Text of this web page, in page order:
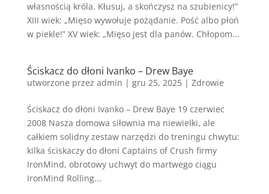
własnością króla. Kłusuj, a skończysz na szubienicy!”
XIII wiek: „Mięso wywołuje pożądanie. Pość albo płoń
w piekle!” XV wiek: „Mięso jest dla panów. Chłopom...
Ściskacz do dłoni Ivanko – Drew Baye
utworzone przez admin | gru 25, 2025| Zdrowie
Ściskacz do dłoni Ivanko – Drew Baye 19 czerwiec
2008 Nasza domowa siłownia ma niewielki, ale
całkiem solidny zestaw narzędzi do treningu chwytu:
kilka ściskaczy do dłoni Captains of Crush firmy
IronMind, obrotowy uchwyt do martwego ciągu
IronMind Rolling...